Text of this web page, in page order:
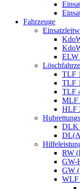
Fahrzeuge
ELW
TLF
TLF
TLF
MLF
HLF
DLK
RW
GW-
GW
WLF